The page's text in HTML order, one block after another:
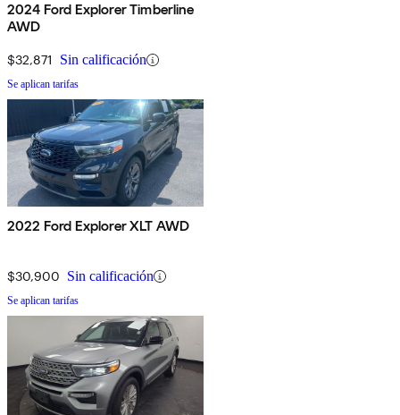
2024 Ford Explorer Timberline
AWD
$32,871 Sin calificación
Se aplican tarifas
2022 Ford Explorer XLT AWD
$30,900 Sin calificación
Se aplican tarifas